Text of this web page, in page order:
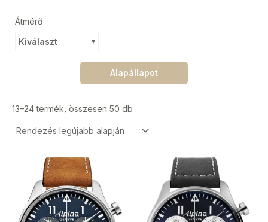
Átmérő
Kiválaszt
Alapállapot
13–24 termék, összesen 50 db